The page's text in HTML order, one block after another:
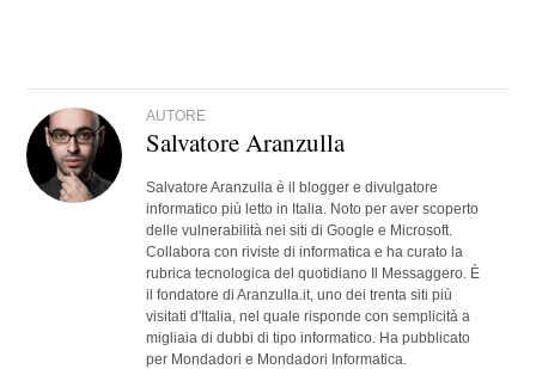
AUTORE
Salvatore Aranzulla
Salvatore Aranzulla è il blogger e divulgatore
informatico più letto in Italia. Noto per aver scoperto
delle vulnerabilità nei siti di Google e Microsoft.
Collabora con riviste di informatica e ha curato la
rubrica tecnologica del quotidiano Il Messaggero. È
il fondatore di Aranzulla.it, uno dei trenta siti più
visitati d'Italia, nel quale risponde con semplicità a
migliaia di dubbi di tipo informatico. Ha pubblicato
per Mondadori e Mondadori Informatica.